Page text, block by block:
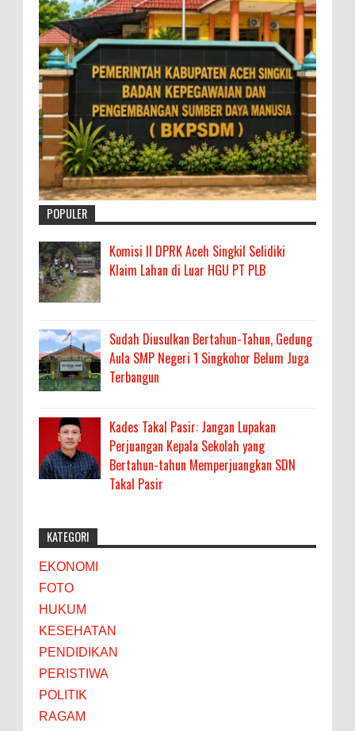
POPULER
Komisi II DPRK Aceh Singkil Selidiki
Klaim Lahan di Luar HGU PT PLB
Sudah Diusulkan Bertahun-Tahun, Gedung
Aula SMP Negeri 1 Singkohor Belum Juga
Terbangun
Kades Takal Pasir: Jangan Lupakan
Perjuangan Kepala Sekolah yang
Bertahun-tahun Memperjuangkan SDN
Takal Pasir
KATEGORI
EKONOMI
FOTO
HUKUM
KESEHATAN
PENDIDIKAN
PERISTIWA
POLITIK
RAGAM